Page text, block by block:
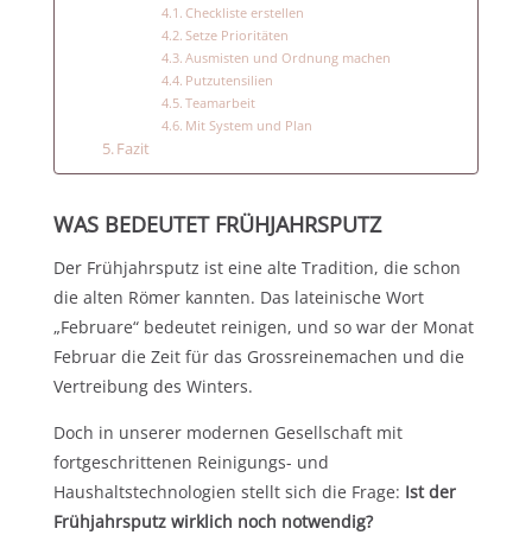
Checkliste erstellen
Setze Prioritäten
Ausmisten und Ordnung machen
Putzutensilien
Teamarbeit
Mit System und Plan
Fazit
WAS BEDEUTET FRÜHJAHRSPUTZ
Der Frühjahrsputz ist eine alte Tradition, die schon
die alten Römer kannten. Das lateinische Wort
„Februare“ bedeutet reinigen, und so war der Monat
Februar die Zeit für das Grossreinemachen und die
Vertreibung des Winters.
Doch in unserer modernen Gesellschaft mit
fortgeschrittenen Reinigungs- und
Haushaltstechnologien stellt sich die Frage: Ist der
Frühjahrsputz wirklich noch notwendig?